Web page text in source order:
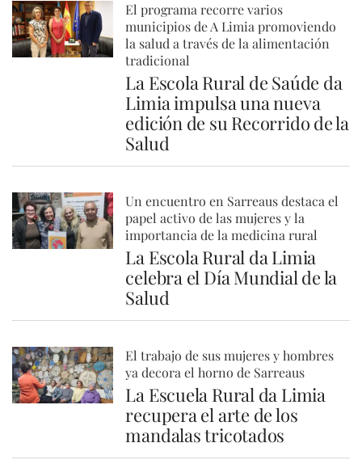
El programa recorre varios
municipios de A Limia promoviendo
la salud a través de la alimentación
tradicional
La Escola Rural de Saúde da
Limia impulsa una nueva
edición de su Recorrido de la
Salud
Un encuentro en Sarreaus destaca el
papel activo de las mujeres y la
importancia de la medicina rural
La Escola Rural da Limia
celebra el Día Mundial de la
Salud
El trabajo de sus mujeres y hombres
ya decora el horno de Sarreaus
La Escuela Rural da Limia
recupera el arte de los
mandalas tricotados